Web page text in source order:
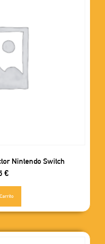
Nintendo Switch
€